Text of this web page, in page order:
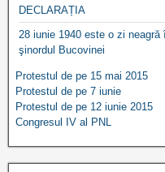
DECLARAȚIA
28 iunie 1940 este o zi
şinordul Bucovinei
Protestul de pe 15 mai 2015
Protestul de pe 7 iunie
Protestul de pe 12 iunie 2015
Congresul IV al PNL